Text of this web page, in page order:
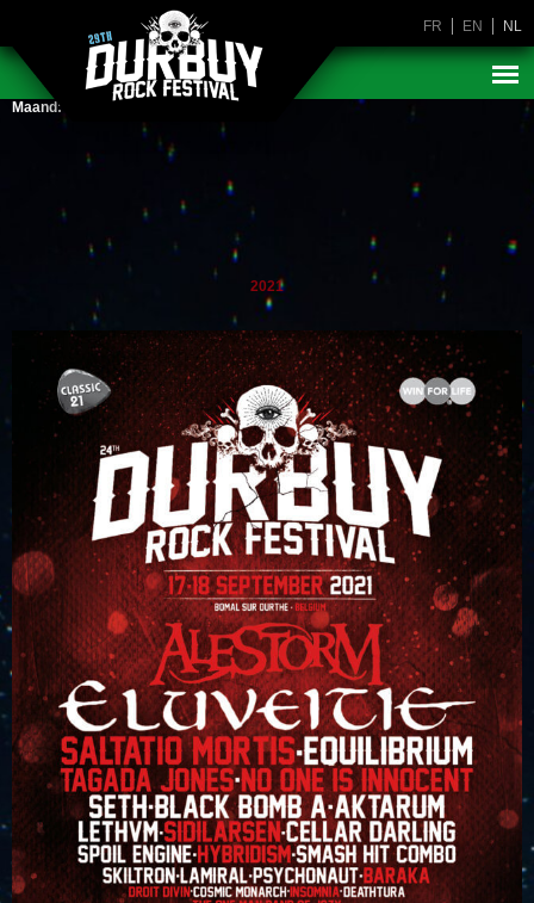
FR EN NL
Maand:
2021